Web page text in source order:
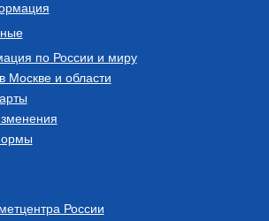
по России и миру
Москве и области
России